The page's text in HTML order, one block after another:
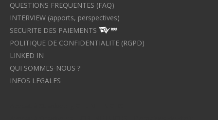
QUESTIONS FREQUENTES (FAQ)
INTERVIEW (apports, perspectives)
SECURITE DES PAIEMENTS
POLITIQUE DE CONFIDENTIALITE (RGPD)
LINKED IN
QUI SOMMES-NOUS ?
INFOS LEGALES